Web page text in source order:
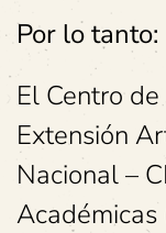
Por lo tanto:
El Centro
Extensión
Nacional –
Académicas